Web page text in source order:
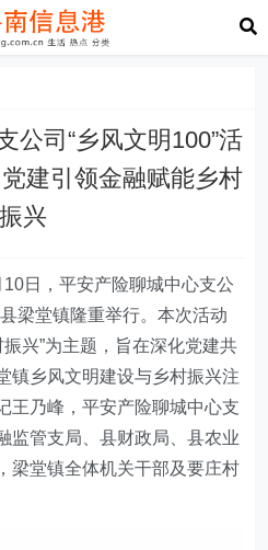
公司“乡风文明100”活
建引领金融赋能乡村
振兴
日 ，平安产险聊城中心支公
梁堂镇隆重举行。本次活动
兴”为主题，旨在深化党建共
镇乡风文明建设与乡村振兴注
王乃峰，平安产险聊城中心支
监管支局、县财政局、县农业
梁堂镇全体机关干部及要庄村